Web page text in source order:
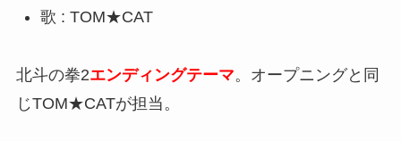
歌 : TOM★CAT
北斗の拳2エンディングテーマ。オープニングと同
じTOM★CATが担当。